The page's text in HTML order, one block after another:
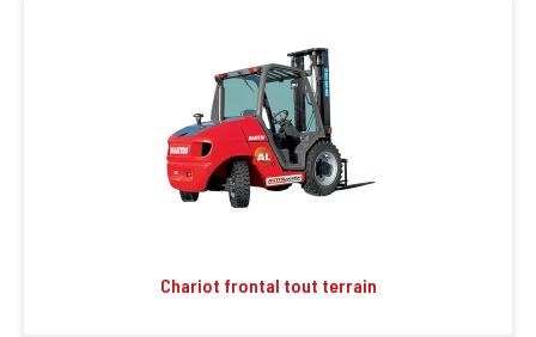
Chariot frontal tout terrain